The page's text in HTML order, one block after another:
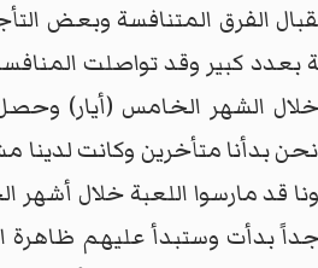
الفرق المتنافسة وبعض
بعدد كبير وقد تواصلت
الشهر الخامس (أيار)
استعداداته للمشاركة الأولمبية في 24 تموز القادم. إلا نحن بدأنا
قد مارسوا اللعبة خلال أشهر
بدأت وستبدأ عليهم ظاهرة